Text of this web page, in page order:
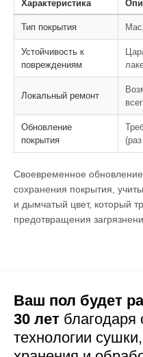
Характеристика
Тип покрытия
Устойчивость к
повреждениям
Локальный ремонт
Обновление
покрытия
Своевременное
сохранения покрытия,
и дымчатый цвет, который
предотвращения
Ваш пол будет
30 лет
технологии сушки,